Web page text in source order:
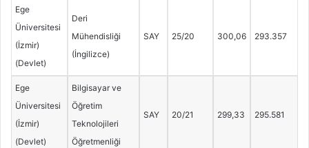
Ege
Üniversitesi
(İzmir)
(Devlet)
Deri
Mühendisliği
(İngilizce)
SAY 25/20 300,06 293.357
Ege
Üniversitesi
(İzmir)
(Devlet)
Bilgisayar ve
Öğretim
Teknolojileri
Öğretmenliği
SAY 20/21 299,33 295.581